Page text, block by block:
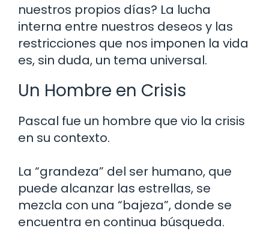
nuestros propios días? La lucha
interna entre nuestros deseos y las
restricciones que nos imponen la vida
es, sin duda, un tema universal.
Un Hombre en Crisis
Pascal fue un hombre que vio la crisis
en su contexto.
La “grandeza” del ser humano, que
puede alcanzar las estrellas, se
mezcla con una “bajeza”, donde se
encuentra en continua búsqueda.